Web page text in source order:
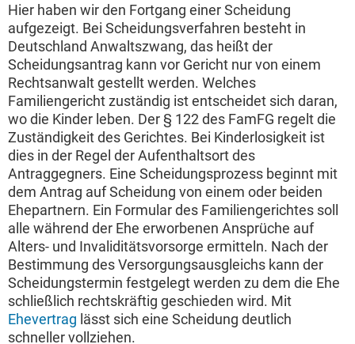
Hier haben wir den Fortgang einer Scheidung
aufgezeigt. Bei Scheidungsverfahren besteht in
Deutschland Anwaltszwang, das heißt der
Scheidungsantrag kann vor Gericht nur von einem
Rechtsanwalt gestellt werden. Welches
Familiengericht zuständig ist entscheidet sich daran,
wo die Kinder leben. Der § 122 des FamFG regelt die
Zuständigkeit des Gerichtes. Bei Kinderlosigkeit ist
dies in der Regel der Aufenthaltsort des
Antraggegners. Eine Scheidungsprozess beginnt mit
dem Antrag auf Scheidung von einem oder beiden
Ehepartnern. Ein Formular des Familiengerichtes soll
alle während der Ehe erworbenen Ansprüche auf
Alters- und Invaliditätsvorsorge ermitteln. Nach der
Bestimmung des Versorgungsausgleichs kann der
Scheidungstermin festgelegt werden zu dem die Ehe
schließlich rechtskräftig geschieden wird. Mit
Ehevertrag lässt sich eine Scheidung deutlich
schneller vollziehen.